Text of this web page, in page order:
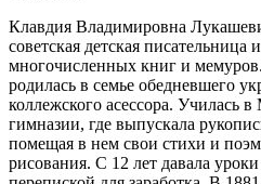
Клавдия Владимировна
советская детская писательница
многочисленных книг и
родилась в семье обедневшего
коллежского асессора. Училась
гимназии, где выпускала
помещая в нем свои стихи и
рисования. С 12 лет давала